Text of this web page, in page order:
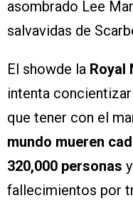
asombrado Lee
salvavidas de
El showde la Royal
intenta
que tener con el
mundo mueren
320,000 personas
fallecimientos por